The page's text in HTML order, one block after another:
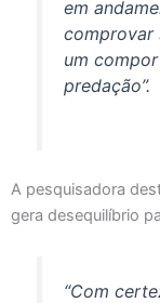
em
comprovar
um
predação”.
A pesquisadora
gera desequilíbrio
“Com